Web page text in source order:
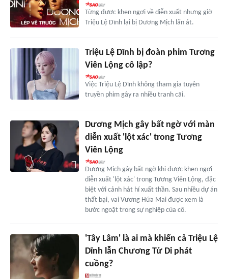
Từng được khen ngợi về diễn xuất nhưng giờ
Triệu Lệ Dĩnh lại bị Dương Mịch lấn át.
Triệu Lệ Dĩnh bị đoàn phim Tương
Viên Lộng cô lập?
Việc Triệu Lệ Dĩnh không tham gia tuyên
truyền phim gây ra nhiều tranh cãi.
Dương Mịch gây bất ngờ với màn
diễn xuất 'lột xác' trong Tương
Viên Lộng
Dương Mịch gây bất ngờ khi được khen ngợi
diễn xuất 'lột xác' trong Tương Viên Lộng, đặc
biệt với cảnh hát hí xuất thần. Sau nhiều dự án
thất bại, vai Vương Hứa Mai được xem là
bước ngoặt trong sự nghiệp của cô.
'Tây Lâm' là ai mà khiến cả Triệu Lệ
Dĩnh lẫn Chương Tử Di phát
cuồng?